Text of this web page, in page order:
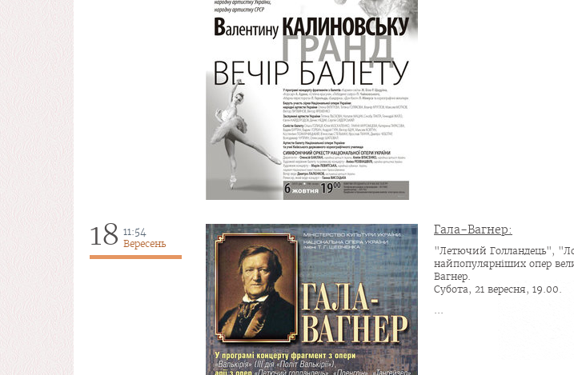
18 11:54
Вересень
Гала-Вагнер:
"Летючий Голландець",
найпопулярніших опер
Вагнер.
Субота, 21 вересня, 19.00.
...